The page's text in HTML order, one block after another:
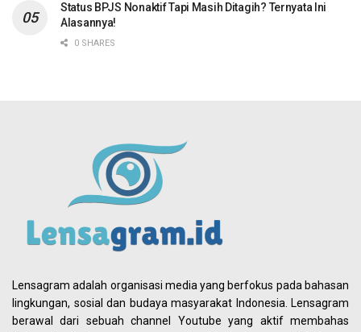
Status BPJS Nonaktif Tapi Masih Ditagih? Ternyata Ini
Alasannya!
0 SHARES
Lensagram adalah organisasi media yang berfokus pada bahasan
lingkungan, sosial dan budaya masyarakat Indonesia. Lensagram
berawal dari sebuah channel Youtube yang aktif membahas